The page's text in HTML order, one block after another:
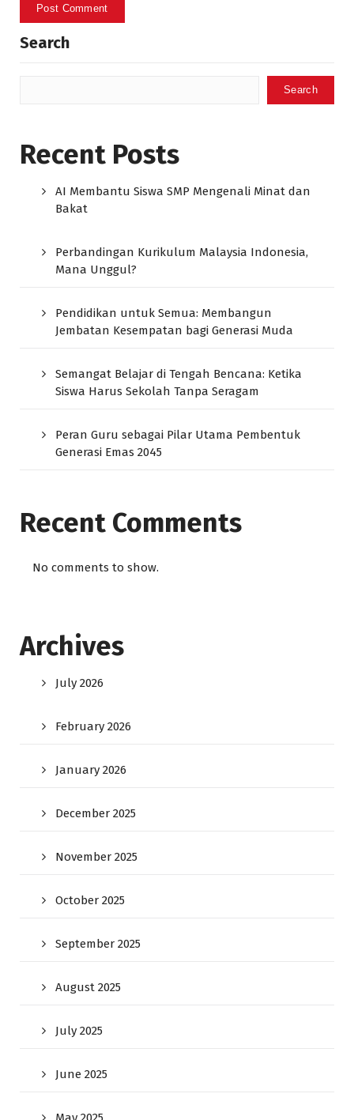
Search
Search
Recent Posts
AI Membantu Siswa SMP Mengenali Minat dan
Bakat
Perbandingan Kurikulum Malaysia Indonesia,
Mana Unggul?
Pendidikan untuk Semua: Membangun
Jembatan Kesempatan bagi Generasi Muda
Semangat Belajar di Tengah Bencana: Ketika
Siswa Harus Sekolah Tanpa Seragam
Peran Guru sebagai Pilar Utama Pembentuk
Generasi Emas 2045
Recent Comments
No comments to show.
Archives
July 2026
February 2026
January 2026
December 2025
November 2025
October 2025
September 2025
August 2025
July 2025
June 2025